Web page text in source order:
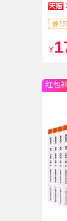
券
¥
红包